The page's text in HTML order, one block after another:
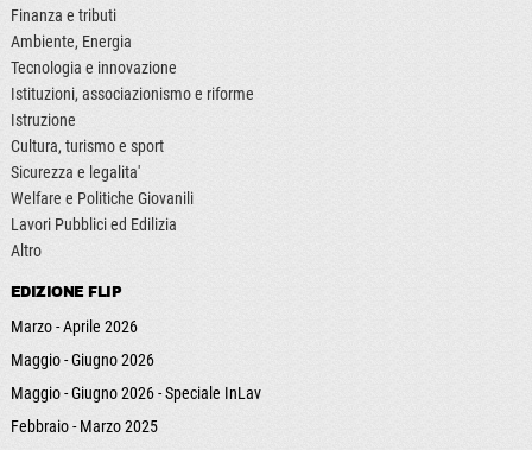
Finanza e tributi
Ambiente, Energia
Tecnologia e innovazione
Istituzioni, associazionismo e riforme
Istruzione
Cultura, turismo e sport
Sicurezza e legalita'
Welfare e Politiche Giovanili
Lavori Pubblici ed Edilizia
Altro
EDIZIONE FLIP
Marzo - Aprile 2026
Maggio - Giugno 2026
Maggio - Giugno 2026 - Speciale InLav
Febbraio - Marzo 2025